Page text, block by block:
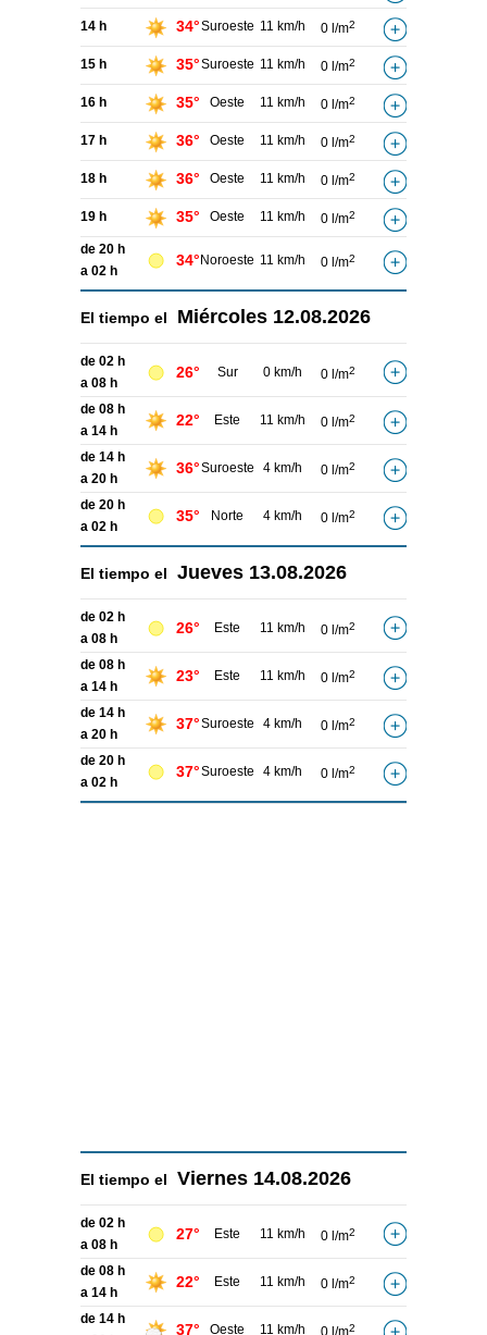
14 h 34°Suroeste 11 km/h 0 l/m2
15 h 35°Suroeste 11 km/h 0 l/m2
16 h 35° Oeste 11 km/h 0 l/m2
17 h 36° Oeste 11 km/h 0 l/m2
18 h 36° Oeste 11 km/h 0 l/m2
19 h 35° Oeste 11 km/h 0 l/m2
de 20 h
a 02 h
34° Noroeste 11 km/h 0 l/m2
El tiempo el Miércoles 12.08.2026
de 02 h
a 08 h
26° Sur 0 km/h 0 l/m2
de 08 h
a 14 h
22° Este 11 km/h 0 l/m2
de 14 h
a 20 h
36°Suroeste 4 km/h 0 l/m2
de 20 h
a 02 h
35° Norte 4 km/h 0 l/m2
El tiempo el Jueves 13.08.2026
de 02 h
a 08 h
26° Este 11 km/h 0 l/m2
de 08 h
a 14 h
23° Este 11 km/h 0 l/m2
de 14 h
a 20 h
37°Suroeste 4 km/h 0 l/m2
de 20 h
a 02 h
37°Suroeste 4 km/h 0 l/m2
El tiempo el Viernes 14.08.2026
de 02 h
a 08 h
27° Este 11 km/h 0 l/m2
de 08 h
a 14 h
22° Este 11 km/h 0 l/m2
de 14 h
37° Oeste 11 km/h 2